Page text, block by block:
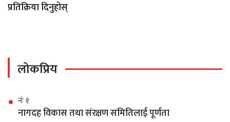
प्रतिक्रिया दिनुहोस्
लोकप्रिय
नंः १
नागदह विकास तथा संरक्षण समितिलाई पूर्णता